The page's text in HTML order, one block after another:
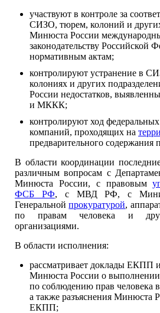
участвуют в контроле за
СИЗО, тюрем, колоний и
Минюста России
законодательству Российской
нормативным актам;
контролируют устранение в
колониях и других
России недостатков,
и МККК;
контролируют ход
компаний, проходящих на
предварительного содержания
В области координации
различным вопросам с
Минюста России, с правовым
ФСБ РФ, с МВД РФ, с
Генеральнойпрокуратурой,
по правам человека и
организациями.
В области исполнения:
рассматривает доклады ЕКПП
Минюста России о
по соблюдению прав человека
а также разъяснения Минюста
ЕКПП;